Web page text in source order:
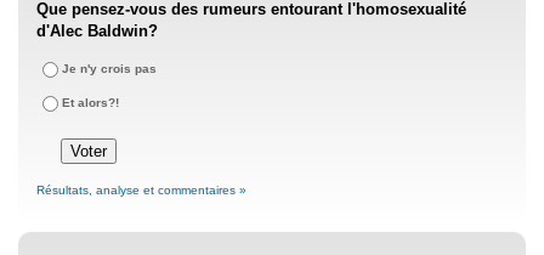
Que pensez-vous des rumeurs entourant l'homosexualité
d'Alec Baldwin?
Je n'y crois pas
Et alors?!
Résultats, analyse et commentaires »